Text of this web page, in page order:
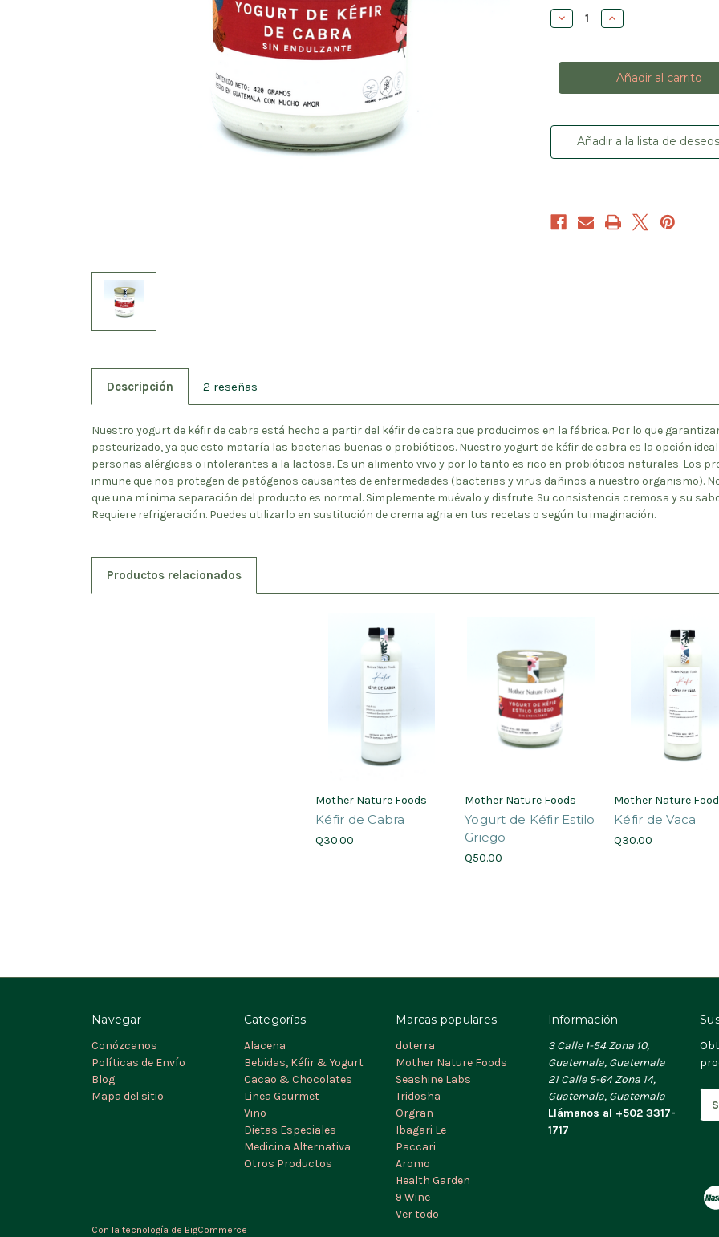
actual
deDisminuir
la
Yogurt
de
Aumentar
la
Yogurt
de
Kéfir
de
Añadir a la lista de deseos
Descripción 2 reseñas
Nuestro yogurt de kéfir de cabra está hecho a partir del kéfir de cabra que producimos en la fábrica. Por lo que
pasteurizado, ya que esto mataría las bacterias buenas o probióticos. Nuestro yogurt de kéfir de cabra es la opción
personas alérgicas o intolerantes a la lactosa. Es un alimento vivo y por lo tanto es rico en probióticos naturales. Los
inmune que nos protegen de patógenos causantes de enfermedades (bacterias y virus dañinos a nuestro organismo).
que una mínima separación del producto es normal. Simplemente muévalo y disfrute. Su consistencia cremosa y su
Requiere refrigeración. Puedes utilizarlo en sustitución de crema agria en tus recetas o según tu imaginación.
Productos relacionados
Mother Nature Foods
Kéfir de Cabra
Q30.00
Mother Nature Foods
Yogurt de Kéfir Estilo
Griego
Q50.00
Mother Nature
Kéfir de Vaca
Q30.00
Navegar
Conózcanos
Políticas de Envío
Blog
Mapa del sitio
Categorías
Alacena
Bebidas, Kéfir & Yogurt
Cacao & Chocolates
Linea Gourmet
Vino
Dietas Especiales
Medicina Alternativa
Otros Productos
Marcas populares
doterra
Mother Nature Foods
Seashine Labs
Tridosha
Orgran
Ibagari Le
Paccari
Aromo
Health Garden
9 Wine
Ver todo
Información
3 Calle 1-54 Zona 10,
Guatemala, Guatemala
21 Calle 5-64 Zona 14,
Guatemala, Guatemala
Llámanos al +502 3317-
1717
Con la tecnología de BigCommerce